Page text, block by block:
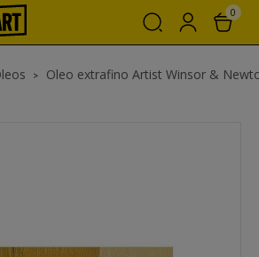
0
Oleo extrafino Artist Winsor &